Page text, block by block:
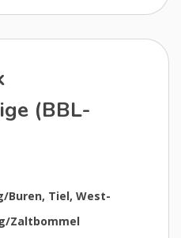
(BBL-
Buren, Tiel, West-
Zaltbommel